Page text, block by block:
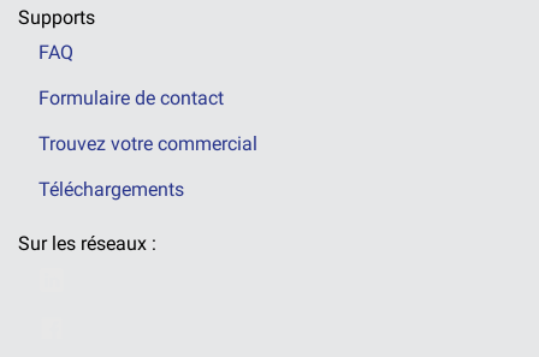
Supports
FAQ
Formulaire de contact
Trouvez votre commercial
Téléchargements
Sur les réseaux :